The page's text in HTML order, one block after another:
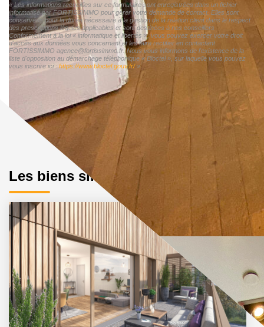
« Les informations recueillies sur ce formulaire sont enregistrées dans un fichier
informatisé par FORTISSIMMO pour gérer votre demande de contact. Elles sont
conservées pour la durée nécessaire à la gestion de la relation client dans le respect
des prescriptions légales applicables et sont destinées à nos conseillers
Conformément à la loi « informatique et libertés », vous pouvez exercer votre droit
d'accès aux données vous concernant et les faire rectifier en contactant
FORTISSIMMO agence@fortissimmo.fr. Nous vous informons de l'existence de la
liste d'opposition au démarchage téléphonique « Bloctel », sur laquelle vous pouvez
vous inscrire ici : https://www.bloctel.gouv.fr/»
Les biens similaires